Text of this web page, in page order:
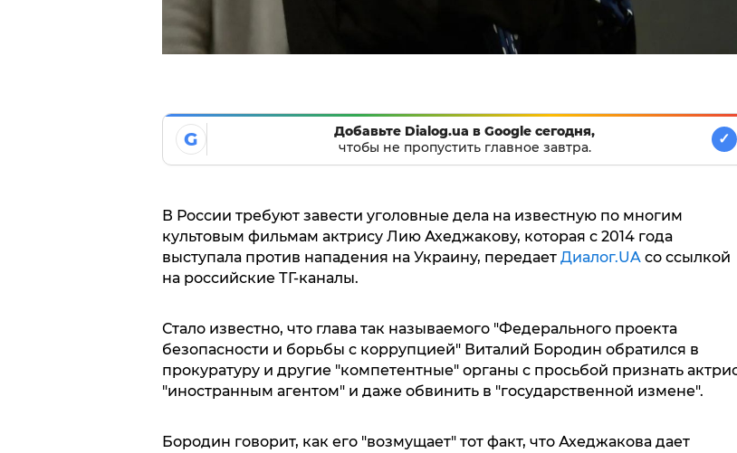
G
Добавьте Dialog.ua в Google сегодня,
чтобы не пропустить главное завтра.
✓
В России требуют завести уголовные дела на известную по многим
культовым фильмам актрису Лию Ахеджакову, которая с 2014 года
выступала против нападения на Украину, передает Диалог.UAсо ссылкой
на российские ТГ-каналы.
Стало известно, что глава так называемого "Федерального проекта
безопасности и борьбы с коррупцией" Виталий Бородин обратился в
прокуратуру и другие "компетентные" органы с просьбой признать
"иностранным агентом" и даже обвинить в "государственной измене".
Бородин говорит, как его "возмущает" тот факт, что Ахеджакова дает